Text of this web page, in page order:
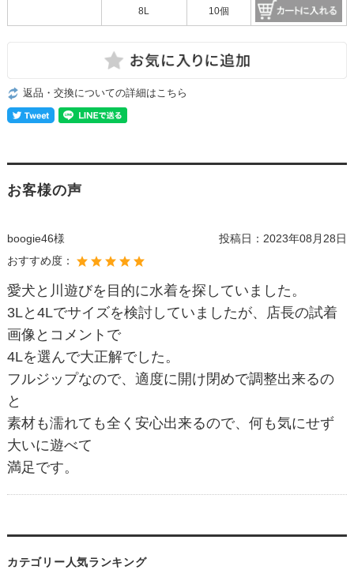
8L 10個
返品・交換についての詳細はこちら
お客様の声
boogie46様 投稿日： 2023年08月28日
おすすめ度：
愛犬と川遊びを目的に水着を探していました。
3Lと4Lでサイズを検討していましたが、店長の試着
画像とコメントで
4Lを選んで大正解でした。
フルジップなので、適度に開け閉めで調整出来るの
と
素材も濡れても全く安心出来るので、何も気にせず
大いに遊べて
満足です。
カテゴリー人気ランキング